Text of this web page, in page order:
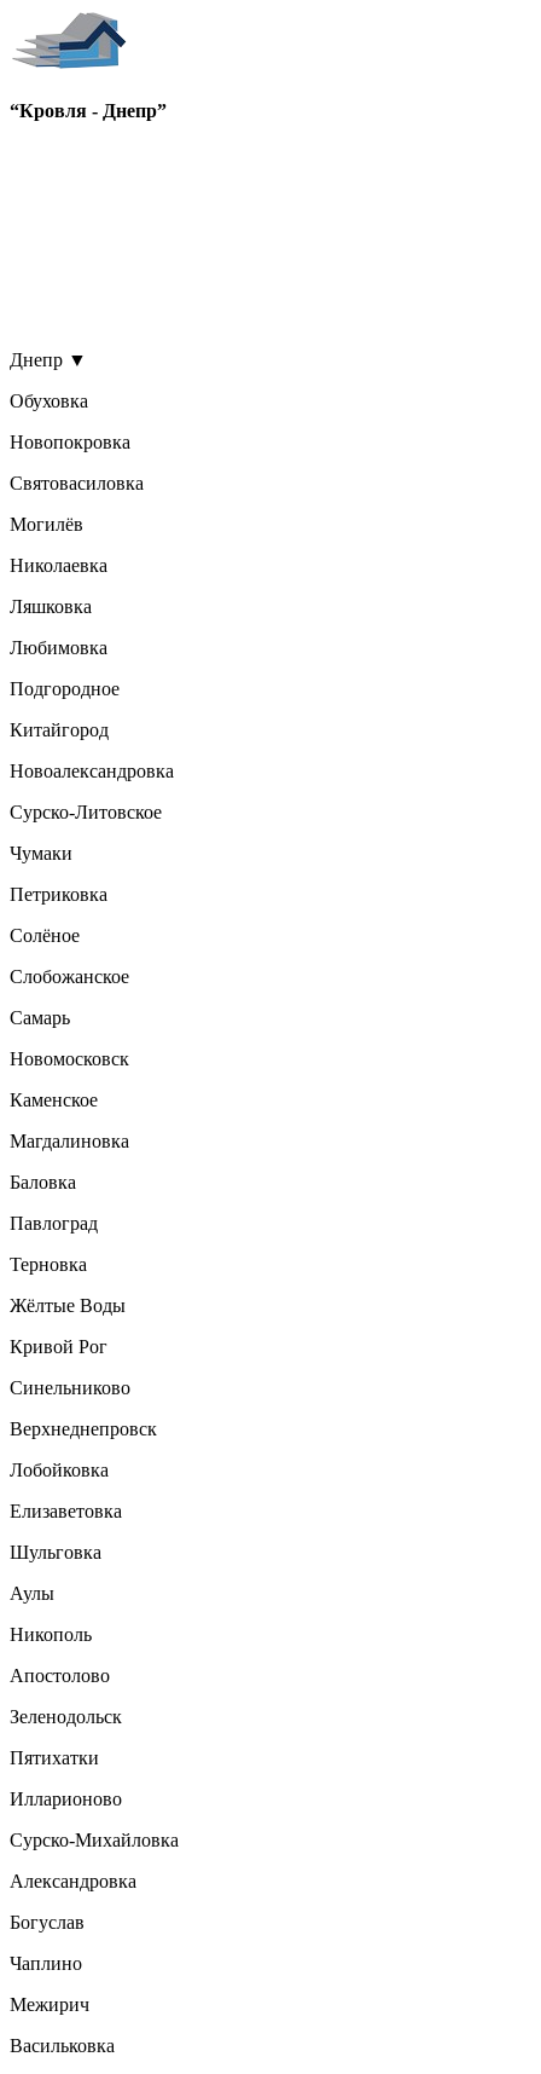
“Кровля - Днепр”
Днепр ▼
Обуховка
Новопокровка
Святовасиловка
Могилёв
Николаевка
Ляшковка
Любимовка
Подгородное
Китайгород
Новоалександровка
Сурско-Литовское
Чумаки
Петриковка
Солёное
Слобожанское
Самарь
Новомосковск
Каменское
Магдалиновка
Баловка
Павлоград
Терновка
Жёлтые Воды
Кривой Рог
Синельниково
Верхнеднепровск
Лобойковка
Елизаветовка
Шульговка
Аулы
Никополь
Апостолово
Зеленодольск
Пятихатки
Илларионово
Сурско-Михайловка
Александровка
Богуслав
Чаплино
Межирич
Васильковка